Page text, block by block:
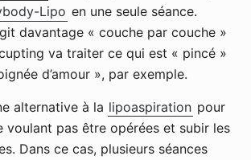
Lipo en une seule séance.
davantage « couche par couche »
va traiter ce qui est « pincé »
d’amour », par exemple.
alternative à la lipoaspiration pour
voulant pas être opérées et subir les
Dans ce cas, plusieurs séances